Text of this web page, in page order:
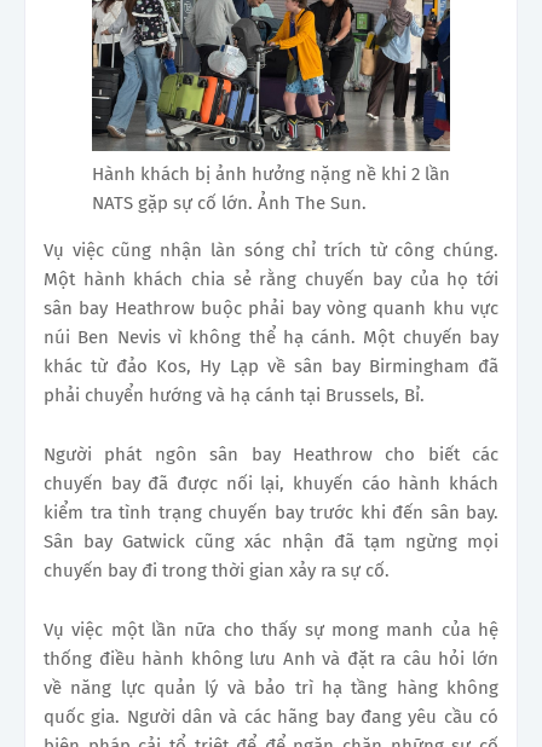
Hành khách bị ảnh hưởng nặng nề khi 2 lần
NATS gặp sự cố lớn. Ảnh The Sun.
Vụ việc cũng nhận làn sóng chỉ trích từ công chúng.
Một hành khách chia sẻ rằng chuyến bay của họ tới
sân bay Heathrow buộc phải bay vòng quanh khu vực
núi Ben Nevis vì không thể hạ cánh. Một chuyến bay
khác từ đảo Kos, Hy Lạp về sân bay Birmingham đã
phải chuyển hướng và hạ cánh tại Brussels, Bỉ.
Người phát ngôn sân bay Heathrow cho biết các
chuyến bay đã được nối lại, khuyến cáo hành khách
kiểm tra tình trạng chuyến bay trước khi đến sân bay.
Sân bay Gatwick cũng xác nhận đã tạm ngừng mọi
chuyến bay đi trong thời gian xảy ra sự cố.
Vụ việc một lần nữa cho thấy sự mong manh của hệ
thống điều hành không lưu Anh và đặt ra câu hỏi lớn
về năng lực quản lý và bảo trì hạ tầng hàng không
quốc gia. Người dân và các hãng bay đang yêu cầu có